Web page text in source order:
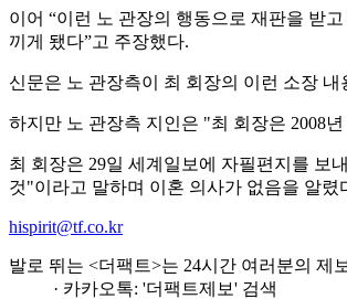
이어 “이런 노 관장의 행동으로 재판을 받
끼게 됐다”고 주장했다.
신문은 노 관장측이 최 회장의 이런 소장
하지만 노 관장측 지인은 "최 회장은 2008
최 회장은 29일 세계일보에 자필편지를 보
것"이라고 말하며 이혼 의사가 없음을 알렸
hispirit@tf.co.kr
발로 뛰는 <더팩트>는 24시간 여러분의 제
· 카카오톡: '더팩트제보' 검색